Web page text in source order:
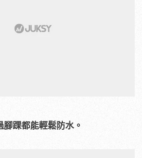
腳踝都能輕鬆防水。